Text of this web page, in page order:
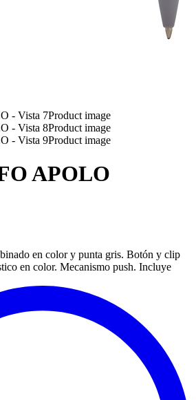
Product image
Product image
Product image
APOLO
en color y punta gris. Botón y clip
en color. Mecanismo push. Incluye